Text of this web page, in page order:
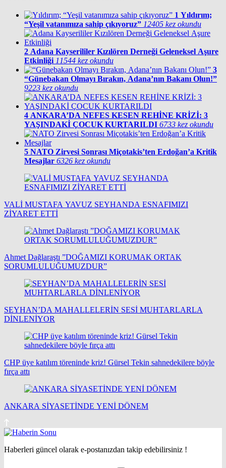
1 Yıldırım;
“Yeşil vatanımıza sahip çıkıyoruz” 12405 kez okundu
2 Adana Kayserililer Kızılören Derneği Geleneksel Aşure
Etkinliği 11544 kez okundu
3
“Günebakan Olmayı Bırakın, Adana’nın Bakanı Olun!”
9223 kez okundu
4 ANKARA’DA NEFES KESEN REHİNE KRİZİ: 3
YAŞINDAKİ ÇOCUK KURTARILDI 6733 kez okundu
5 NATO Zirvesi Sonrası Miçotakis’ten Erdoğan’a Kritik
Mesajlar 6326 kez okundu
VALİ MUSTAFA YAVUZ SEYHANDA ESNAFIMIZI
ZİYARET ETTİ
Ahmet Dağlaraştı ”DOĞAMIZI KORUMAK ORTAK
SORUMLULUĞUMUZDUR”
SEYHAN’DA MAHALLELERİN SESİ MUHTARLARLA
DİNLENİYOR
CHP üye katılım töreninde kriz! Gürsel Tekin sahnedekilere böyle
fırça attı
ANKARA SİYASETİNDE YENİ DÖNEM
Haberleri güncel olarak e-postanızdan takip edebilirsiniz !